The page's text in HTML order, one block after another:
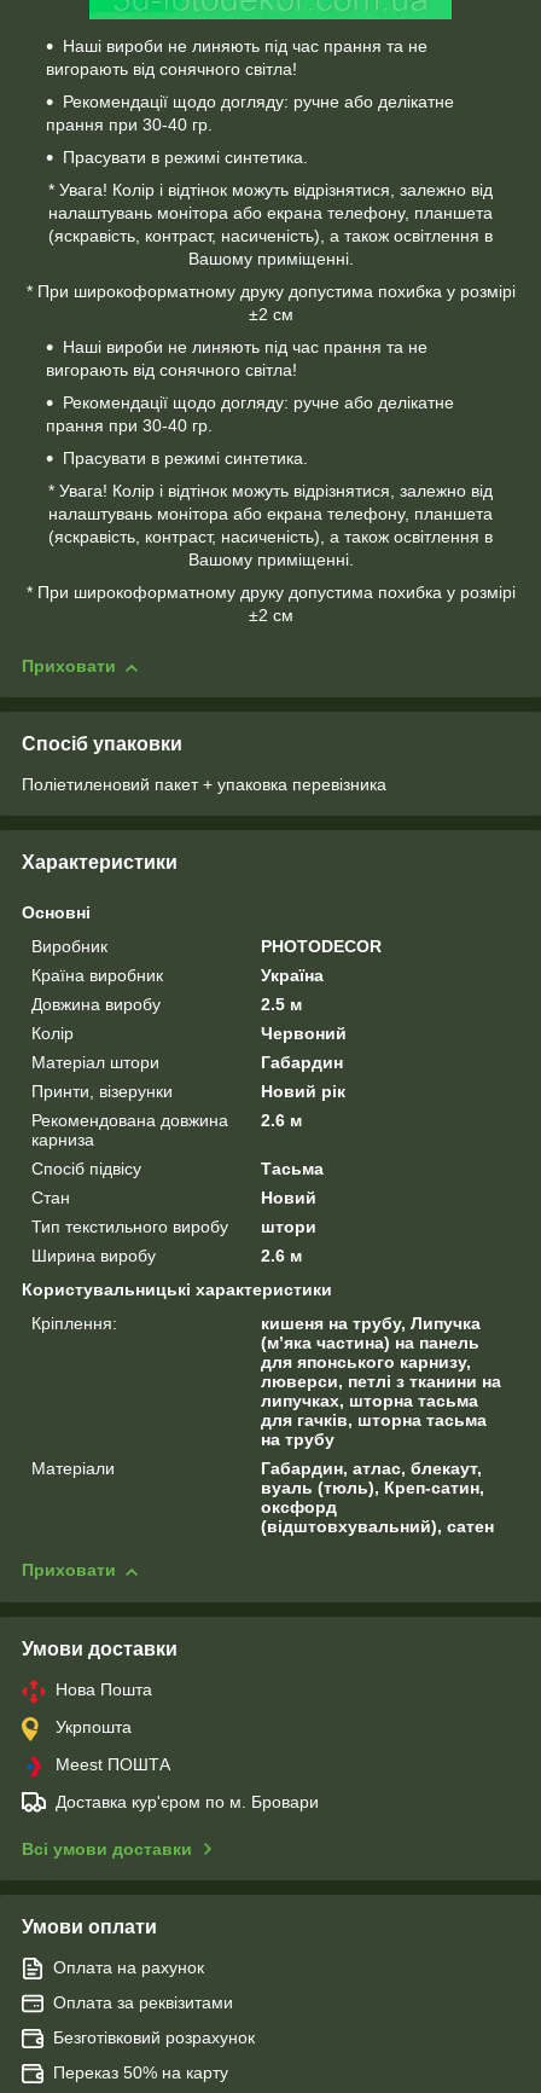
Наші вироби не линяють під час прання та не
вигорають від сонячного світла!
Рекомендації щодо догляду: ручне або делікатне
прання при 30-40 гр.
Прасувати в режимі синтетика.
* Увага! Колір і відтінок можуть відрізнятися, залежно від
налаштувань монітора або екрана телефону, планшета
(яскравість, контраст, насиченість), а також освітлення в
Вашому приміщенні.
* При широкоформатному друку допустима похибка у розмірі
±2 см
Наші вироби не линяють під час прання та не
вигорають від сонячного світла!
Рекомендації щодо догляду: ручне або делікатне
прання при 30-40 гр.
Прасувати в режимі синтетика.
* Увага! Колір і відтінок можуть відрізнятися, залежно від
налаштувань монітора або екрана телефону, планшета
(яскравість, контраст, насиченість), а також освітлення в
Вашому приміщенні.
* При широкоформатному друку допустима похибка у розмірі
±2 см
Приховати
Спосіб упаковки
Поліетиленовий пакет + упаковка перевізника
Характеристики
Основні
Виробник
PHOTODECOR
Країна виробник
Україна
Довжина виробу
2.5 м
Колір
Червоний
Матеріал штори
Габардин
Принти, візерунки
Новий рік
Рекомендована довжина
карниза
2.6 м
Спосіб підвісу
Тасьма
Стан
Новий
Тип текстильного виробу
штори
Ширина виробу
2.6 м
Користувальницькі характеристики
Кріплення:
кишеня на трубу, Липучка
(м’яка частина) на панель
для японського карнизу,
люверси, петлі з тканини на
липучках, шторна тасьма
для гачків, шторна тасьма
на трубу
Матеріали
Габардин, атлас, блекаут,
вуаль (тюль), Креп-сатин,
оксфорд
(відштовхувальний), сатен
Приховати
Умови доставки
Нова Пошта
Укрпошта
Meest ПОШТА
Доставка кур'єром по м. Бровари
Всі умови доставки
Умови оплати
Оплата на рахунок
Оплата за реквізитами
Безготівковий розрахунок
Переказ 50% на карту